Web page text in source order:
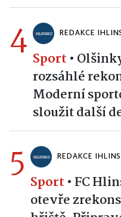
4 REDAKCE
Sport •
rozsáhlé
Moderní
sloužit další
5 REDAKCE
Sport • FC
otevře